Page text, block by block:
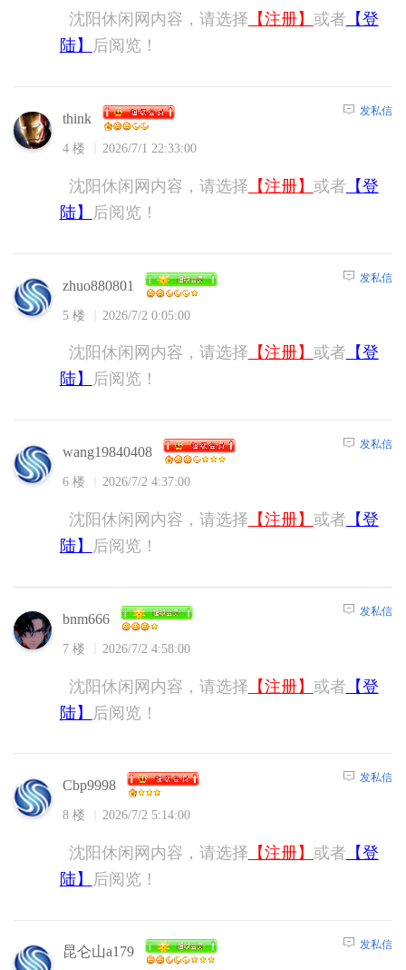
沈阳休闲网内容，请选择 【注册】 或者 【登
陆】
后阅览！
think
4 楼 2026/7/1 22:33:00
发私信
沈阳休闲网内容，请选择 【注册】 或者 【登
陆】
后阅览！
zhuo880801
5 楼 2026/7/2 0:05:00
发私信
沈阳休闲网内容，请选择 【注册】 或者 【登
陆】
后阅览！
wang19840408
6 楼 2026/7/2 4:37:00
发私信
沈阳休闲网内容，请选择 【注册】 或者 【登
陆】
后阅览！
bnm666
7 楼 2026/7/2 4:58:00
发私信
沈阳休闲网内容，请选择 【注册】 或者 【登
陆】
后阅览！
Cbp9998
8 楼 2026/7/2 5:14:00
发私信
沈阳休闲网内容，请选择 【注册】 或者 【登
陆】
后阅览！
昆仑山a179 发私信